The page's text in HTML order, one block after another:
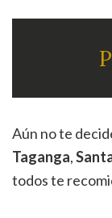
Aún no te
Taganga,
todos te